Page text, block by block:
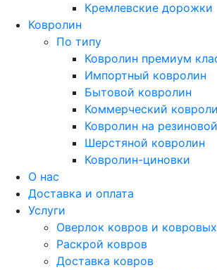
Кремлевские дорожки
Ковролин
По типу
Ковролин премиум
Импортный ковролин
Бытовой ковролин
Коммерческий
Ковролин на
Шерстяной ковролин
Ковролин-циновки
О нас
Доставка и оплата
Услуги
Оверлок ковров и
Раскрой ковров
Доставка ковров